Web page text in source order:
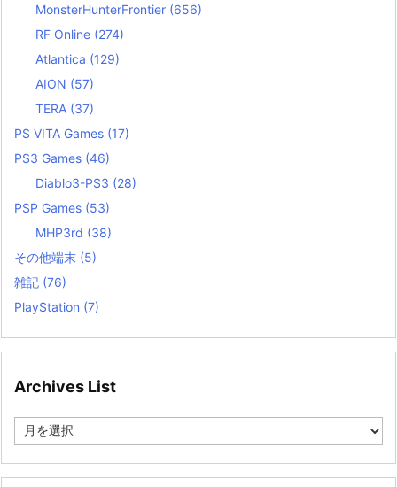
MonsterHunterFrontier (656)
RF Online (274)
Atlantica (129)
AION (57)
TERA (37)
PS VITA Games (17)
PS3 Games (46)
Diablo3-PS3 (28)
PSP Games (53)
MHP3rd (38)
その他端末 (5)
雑記 (76)
PlayStation (7)
Archives List